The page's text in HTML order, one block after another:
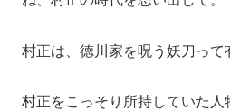
村正は、徳川家を呪う妖刀って
村正をこっそり所持していた人